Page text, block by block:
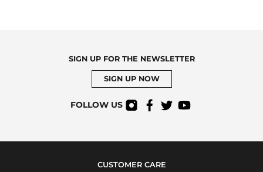
SIGN UP FOR THE NEWSLETTER
SIGN UP NOW
FOLLOW US
CUSTOMER CARE